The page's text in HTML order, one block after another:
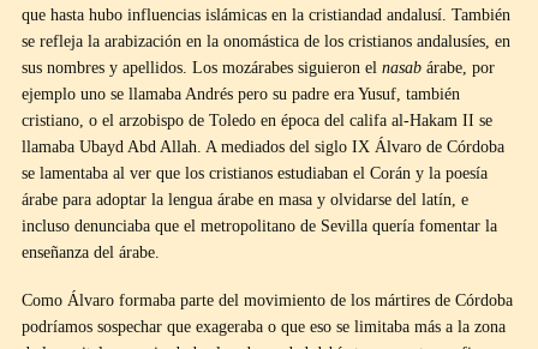
que hasta hubo influencias islámicas en la cristiandad andalusí. También
se refleja la arabización en la onomástica de los cristianos andalusíes, en
sus nombres y apellidos. Los mozárabes siguieron el nasab árabe, por
ejemplo uno se llamaba Andrés pero su padre era Yusuf, también
cristiano, o el arzobispo de Toledo en época del califa al-Hakam II se
llamaba Ubayd Abd Allah. A mediados del siglo IX Álvaro de Córdoba
se lamentaba al ver que los cristianos estudiaban el Corán y la poesía
árabe para adoptar la lengua árabe en masa y olvidarse del latín, e
incluso denunciaba que el metropolitano de Sevilla quería fomentar la
enseñanza del árabe.
Como Álvaro formaba parte del movimiento de los mártires de Córdoba
podríamos sospechar que exageraba o que eso se limitaba más a la zona